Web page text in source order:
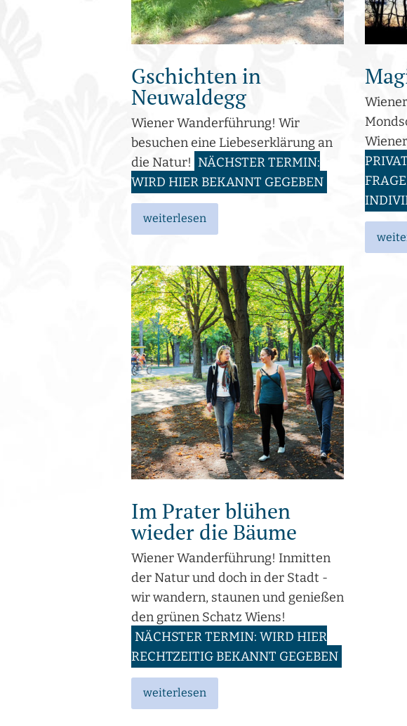
Gschichten in
Neuwaldegg
Wiener Wanderführung! Wir
besuchen eine Liebeserklärung an
die Natur! NÄCHSTER TERMIN:
WIRD HIER BEKANNT GEGEBEN
weiterlesen
Im Prater blühen
wieder die Bäume
Wiener Wanderführung! Inmitten
der Natur und doch in der Stadt -
wir wandern, staunen und genießen
den grünen Schatz Wiens!
NÄCHSTER TERMIN: WIRD HIER
RECHTZEITIG BEKANNT GEGEBEN
weiterlesen